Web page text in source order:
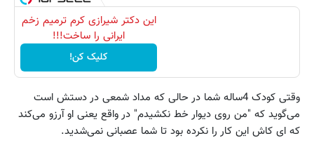
این دکتر شیرازی کرم ترمیم زخم
ایرانی را ساخت!!!
کلیک کن!
وقتی کودک 4ساله شما در حالی که مداد شمعی در دستش است
می‌گوید که "من روی دیوار خط نکشیدم" در واقع یعنی او آرزو می‌کند
که ای کاش این کار را نکرده بود تا شما عصبانی نمی‌شدید.